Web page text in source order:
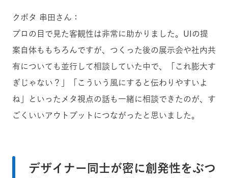
クボタ 串田さん：
プロの目で見た客観性は非常に助かりました。UIの提
案自体ももちろんですが、つくった後の展示会や社内共
有についても並行して相談していた中で、「これ膨大す
ぎじゃない？」「こういう風にすると伝わりやすいよ
ね」といったメタ視点の話も一緒に相談できたのが、す
ごくいいアウトプットにつながったと思いました。
デザイナー同士が密に創発性をぶつ